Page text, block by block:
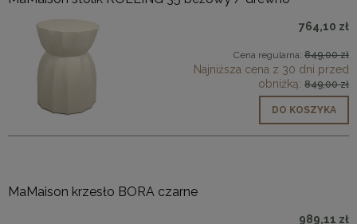
764,10 zł
Cena regularna: 849,00 zł
Najniższa cena z 30 dni przed
obniżką: 849,00 zł
DO KOSZYKA
MaMaison krzesło BORA czarne
989,11 zł